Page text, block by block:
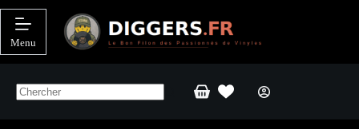
Passer
contenu
Menu
Panier